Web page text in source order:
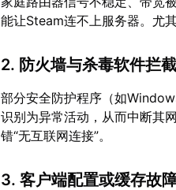
能让Steam连不上服务器。尤
2. 防火墙与杀毒软件拦截
部分安全防护程序（如
识别为异常活动，从而中断其
错“无互联网连接”。
3. 客户端配置或缓存故